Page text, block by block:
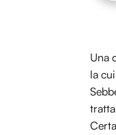
Una
la